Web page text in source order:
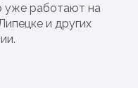
уже работают на
и других